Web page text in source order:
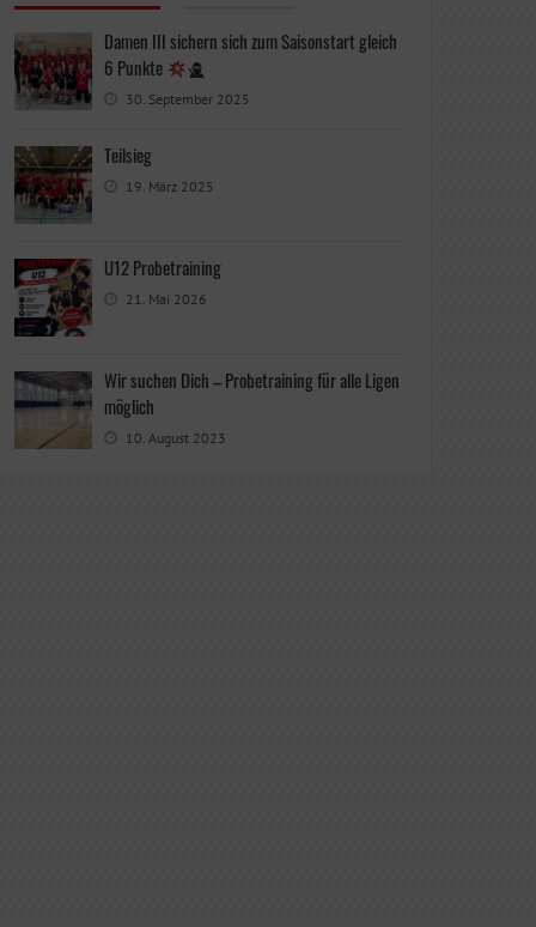
Damen III sichern sich zum Saisonstart gleich
6 Punkte
30. September 2025
Teilsieg
19. März 2025
U12 Probetraining
21. Mai 2026
Wir suchen Dich – Probetraining für alle Ligen
möglich
10. August 2023